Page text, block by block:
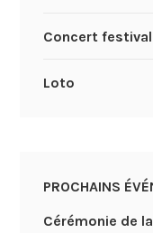
Concert
Loto
PROCHAINS
Cérémonie de